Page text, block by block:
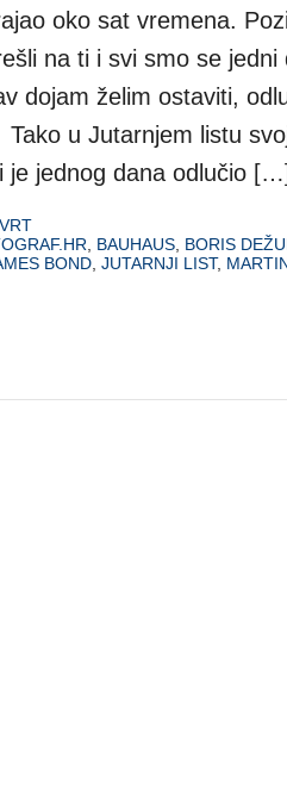
oko sat vremena.
na ti i svi smo se
dojam želim ostaviti,
u Jutarnjem listu
je jednog dana odlučio […]
BAUHAUS BORIS
BOND JUTARNJI LIST,